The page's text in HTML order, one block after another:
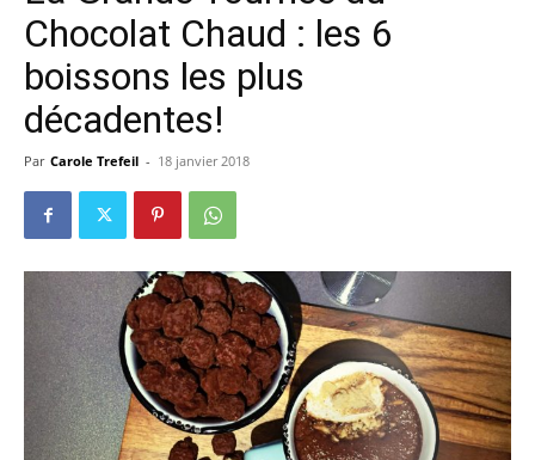
Chocolat Chaud : les 6
boissons les plus
décadentes!
Par Carole Trefeil - 18 janvier 2018